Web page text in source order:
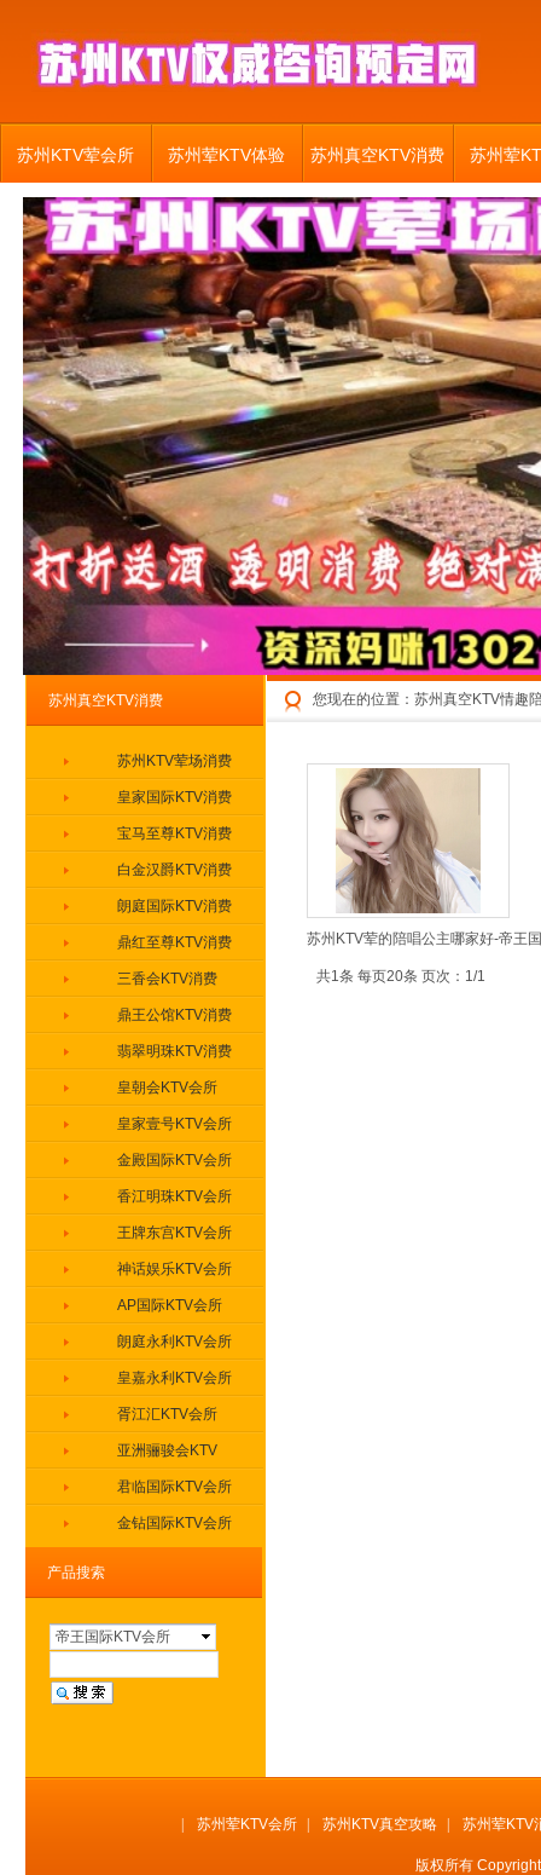
苏州KTV荤会所 苏州荤KTV体验 苏州真空KTV消费 苏州荤
产品搜索
帝王国际KTV会所
您现在的位置： 苏州真空KTV情趣
苏州KTV荤的陪唱公主哪家好-帝王
共1条 每页20条 页次：1/1
苏州真空KTV消费
苏州KTV荤场消费
皇家国际KTV消费
宝马至尊KTV消费
白金汉爵KTV消费
朗庭国际KTV消费
鼎红至尊KTV消费
三香会KTV消费
鼎王公馆KTV消费
翡翠明珠KTV消费
皇朝会KTV会所
皇家壹号KTV会所
金殿国际KTV会所
香江明珠KTV会所
王牌东宫KTV会所
神话娱乐KTV会所
AP国际KTV会所
朗庭永利KTV会所
皇嘉永利KTV会所
胥江汇KTV会所
亚洲骊骏会KTV
君临国际KTV会所
金钻国际KTV会所
缤纷年代KTV会所
环球壹号KTV会所
凯旋门KTV会所
铂爵会所KTV会所
苏州荤KTV会所 苏州KTV真空攻略 苏州荤KTV
版权所有